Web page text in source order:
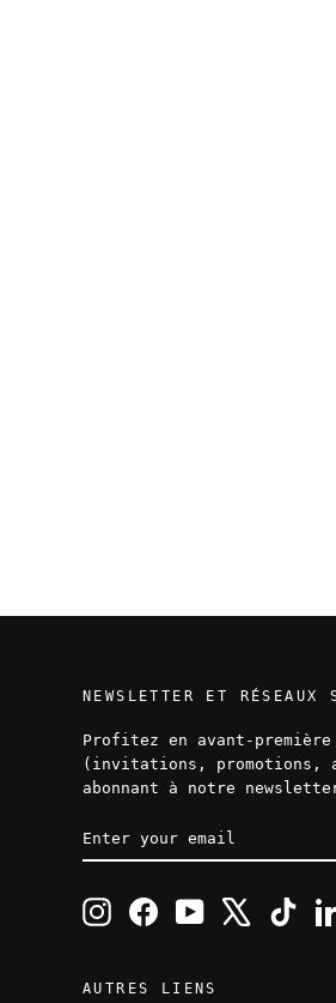
NEWSLETTER ET RÉSEAUX
Profitez en avant-
(invitations, promotions,
abonnant à notre
InstagramFacebookYouTube
AUTRES LIENS